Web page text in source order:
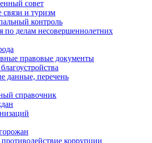
совет
и туризм
контроль
по делам несовершеннолетних
правовые документы
данные, перечень
справочник
коррупции